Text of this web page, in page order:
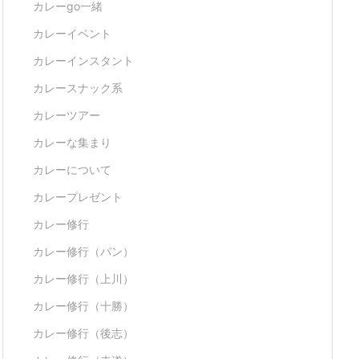
カレーgo一緒
カレーイベント
カレーインスタント
カレースナック系
カレーツアー
カレーな集まり
カレーについて
カレープレゼント
カレー修行
カレー修行（パン）
カレー修行（上川）
カレー修行（十勝）
カレー修行（後志）